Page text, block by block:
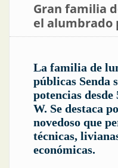
Gran familia
el alumbrado
La familia de
públicas Senda
potencias desde
W. Se destaca
novedoso que
técnicas,
económicas.